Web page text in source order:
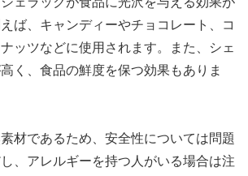
ば、キャンディーやチョコレート、コ
ッツなどに使用されます。また、シェ
く、食品の鮮度を保つ効果もありま
材であるため、安全性については問題
、アレルギーを持つ人がいる場合は注